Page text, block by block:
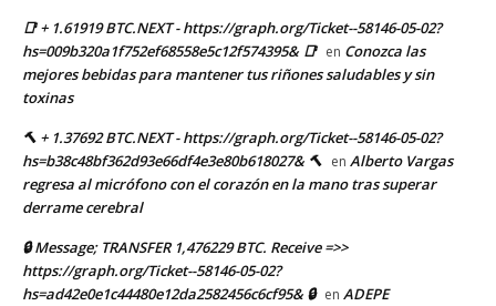
📑 + 1.61919 BTC.NEXT - https://graph.org/Ticket--58146-05-02?
hs=009b320a1f752ef68558e5c12f574395& 📑 en Conozca las
mejores bebidas para mantener tus riñones saludables y sin
toxinas
🔨 + 1.37692 BTC.NEXT - https://graph.org/Ticket--58146-05-02?
hs=b38c48bf362d93e66df4e3e80b618027& 🔨 en Alberto Vargas
regresa al micrófono con el corazón en la mano tras superar
derrame cerebral
🔒 Message; TRANSFER 1,476229 BTC. Receive =>>
https://graph.org/Ticket--58146-05-02?
hs=ad42e0e1c44480e12da2582456c6cf95& 🔒 en ADEPE